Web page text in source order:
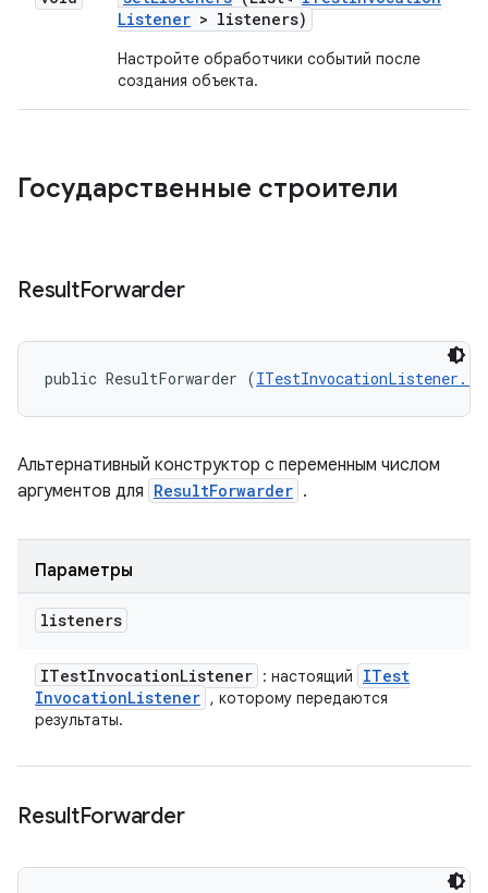
Listener > listeners)
Настройте обработчики событий после
создания объекта.
Государственные строители
ResultForwarder
public ResultForwarder (ITestInvocationListener...
Альтернативный конструктор с переменным числом
аргументов для ResultForwarder .
Параметры
listeners
ITestInvocationListener : настоящий
ITest
InvocationListener , которому передаются
результаты.
ResultForwarder